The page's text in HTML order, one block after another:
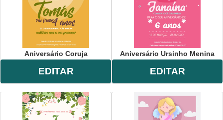
Aniversário Coruja
EDITAR
Aniversário Ursinho Menina
EDITAR